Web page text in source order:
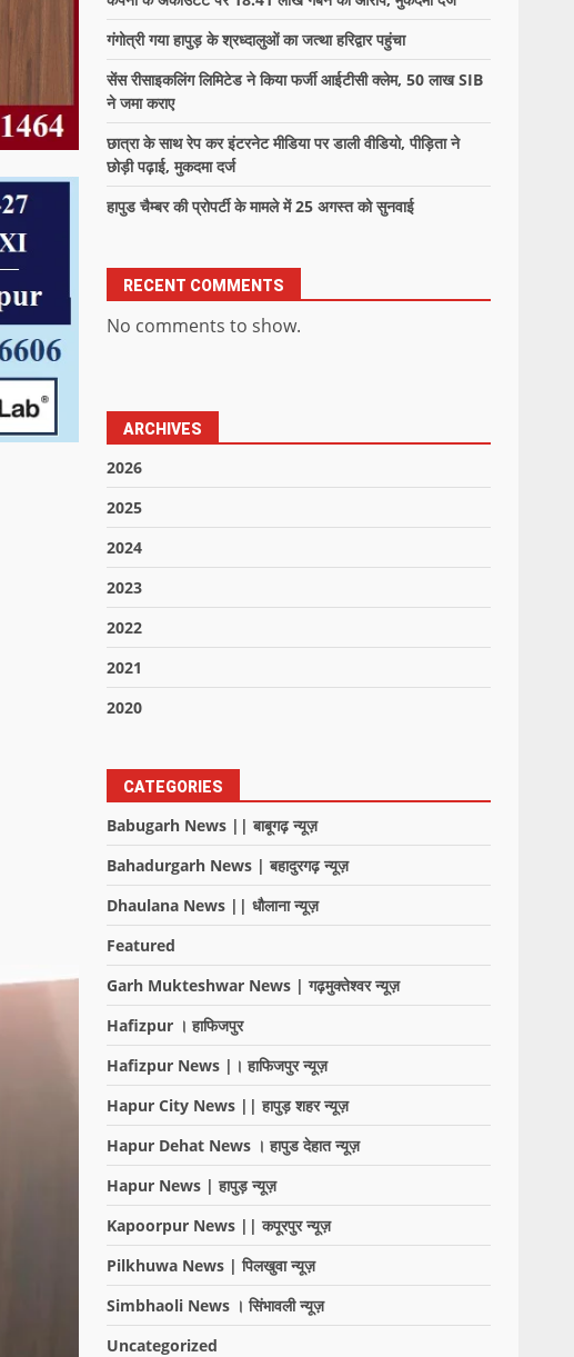
गंगोत्री गया हापुड़ के श्रध्दालुओं का जत्था हरिद्वार पहुंचा
सेंस रीसाइकलिंग लिमिटेड ने किया फर्जी आईटीसी क्लेम, 50 लाख SIB
ने जमा कराए
छात्रा के साथ रेप कर इंटरनेट मीडिया पर डाली वीडियो, पीड़िता ने
छोड़ी पढ़ाई, मुकदमा दर्ज
हापुड चैम्बर की प्रोपर्टी के मामले में 25 अगस्त को सुनवाई
RECENT COMMENTS
No comments to show.
ARCHIVES
2026
2025
2024
2023
2022
2021
2020
CATEGORIES
Babugarh News || बाबूगढ़ न्यूज़
Bahadurgarh News | बहादुरगढ़ न्यूज़
Dhaulana News || धौलाना न्यूज़
Featured
Garh Mukteshwar News | गढ़मुक्तेश्वर न्यूज़
Hafizpur । हाफिजपुर
Hafizpur News |। हाफिजपुर न्यूज़
Hapur City News || हापुड़ शहर न्यूज़
Hapur Dehat News । हापुड देहात न्यूज़
Hapur News | हापुड़ न्यूज़
Kapoorpur News || कपूरपुर न्यूज़
Pilkhuwa News | पिलखुवा न्यूज़
Simbhaoli News । सिंभावली न्यूज़
Uncategorized